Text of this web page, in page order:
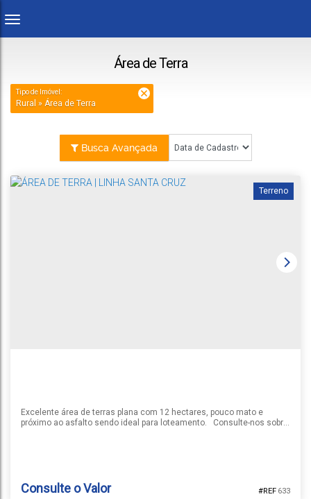
Área de Terra
Tipo de Imóvel:
Rural » Área de Terra
Busca Avançada
Terreno
Consulte o Valor 633
Excelente área de terras plana com 12 hectares, pouco mato e
próximo ao asfalto sendo ideal para loteamento. Consulte-nos sobre